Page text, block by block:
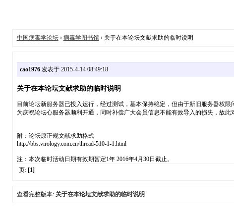
中国病毒学论坛› 病毒学图书馆› 关于在本论坛文献求助的临时说明
cao1976发表于 2015-4-14 08:49:18
关于在本论坛文献求助的临时说明
目前论坛新服务器已投入运行，经过测试，基本保持稳定，但由于新旧服务器权限
为庆祝论坛心服务器顺利开通，同时补偿广大会员信息不能有效导入的损失，故
附：论坛原正规文献求助格式
http://bbs.virology.com.cn/thread-510-1-1.html
注：本次临时活动日期有效期暂定1年 2016年4月30日截止。
页: [1]
查看完整版本: 关于在本论坛文献求助的临时说明